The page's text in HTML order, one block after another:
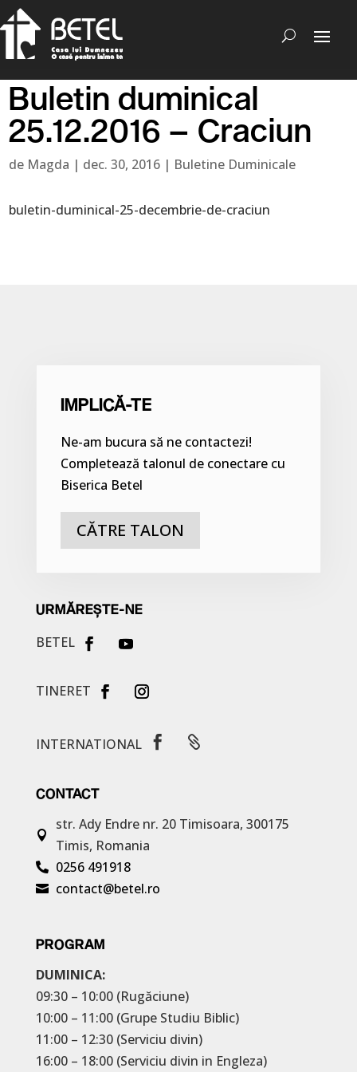
Buletin duminical
25.12.2016 – Craciun
de Magda | dec. 30, 2016 | Buletine Duminicale
buletin-duminical-25-decembrie-de-craciun
IMPLICĂ-TE
Ne-am bucura să ne contactezi!
Completează talonul de conectare cu
Biserica Betel
CĂTRE TALON
URMĂREȘTE-NE
BETEL
TINERET
INTERNATIONAL  
CONTACT

str. Ady Endre nr. 20 Timisoara, 300175
Timis, Romania
 0256 491918
 contact@betel.ro
PROGRAM
DUMINICA:
09:30 – 10:00 (Rugăciune)
10:00 – 11:00 (Grupe Studiu Biblic)
11:00 – 12:30 (Serviciu divin)
16:00 – 18:00 (Serviciu divin in Engleza)